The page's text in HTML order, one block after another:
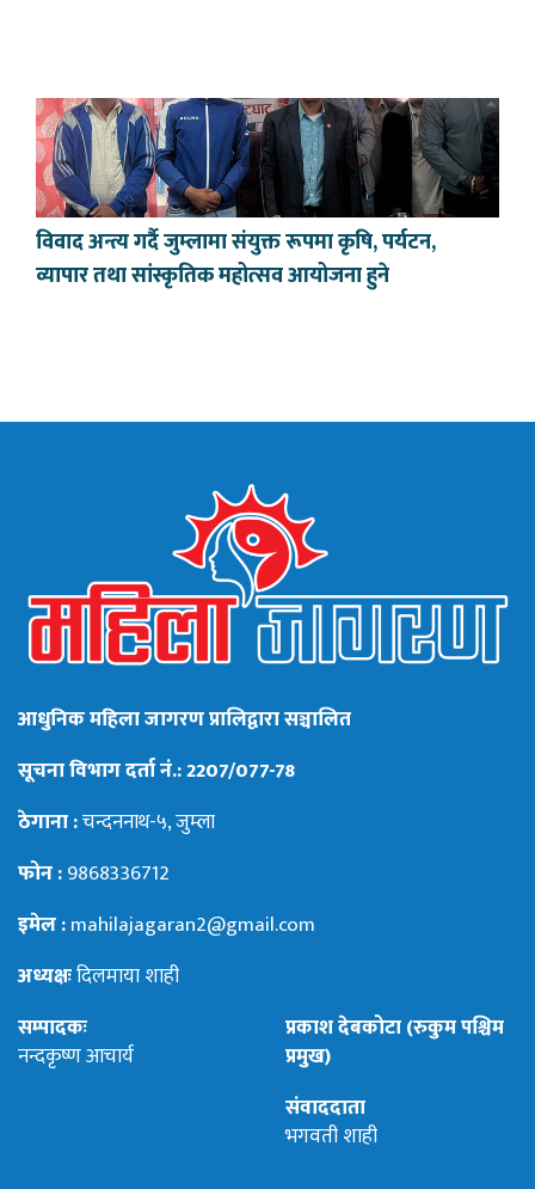
विवाद अन्त्य गर्दै जुम्लामा संयुक्त रूपमा कृषि, पर्यटन,
व्यापार तथा सांस्कृतिक महोत्सव आयोजना हुने
आधुनिक महिला जागरण प्रालिद्वारा सञ्चालित
सूचना विभाग दर्ता नं.: 2207/077-78
ठेगाना :चन्दननाथ-५, जुम्ला
फोन :9868336712
इमेल :mahilajagaran2@gmail.com
अध्यक्षःदिलमाया शाही
सम्पादकः
नन्दकृष्ण आचार्य
प्रकाश देबकोटा (रुकुम पश्चिम
प्रमुख)
संवाददाता
भगवती शाही